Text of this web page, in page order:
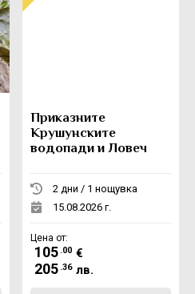
Приказните
Крушунските
водопади и Ловеч
2 дни / 1 нощувка
15.08.2026 г.
Цена от:
105 .00 €
205 .36 лв.